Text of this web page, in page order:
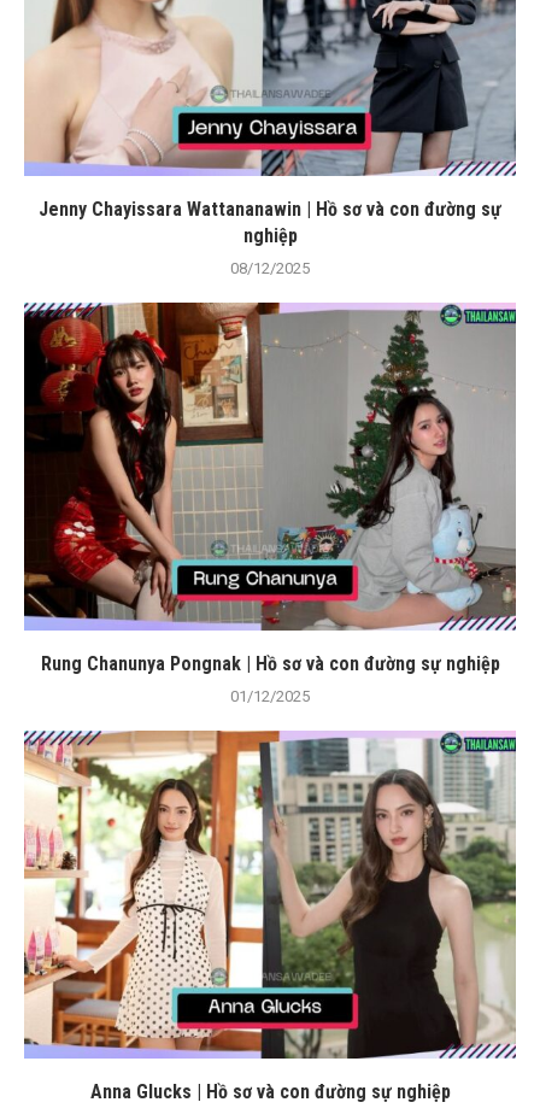
Jenny Chayissara Wattananawin | Hồ sơ và con đường sự
nghiệp
08/12/2025
Rung Chanunya Pongnak | Hồ sơ và con đường sự nghiệp
01/12/2025
Anna Glucks | Hồ sơ và con đường sự nghiệp